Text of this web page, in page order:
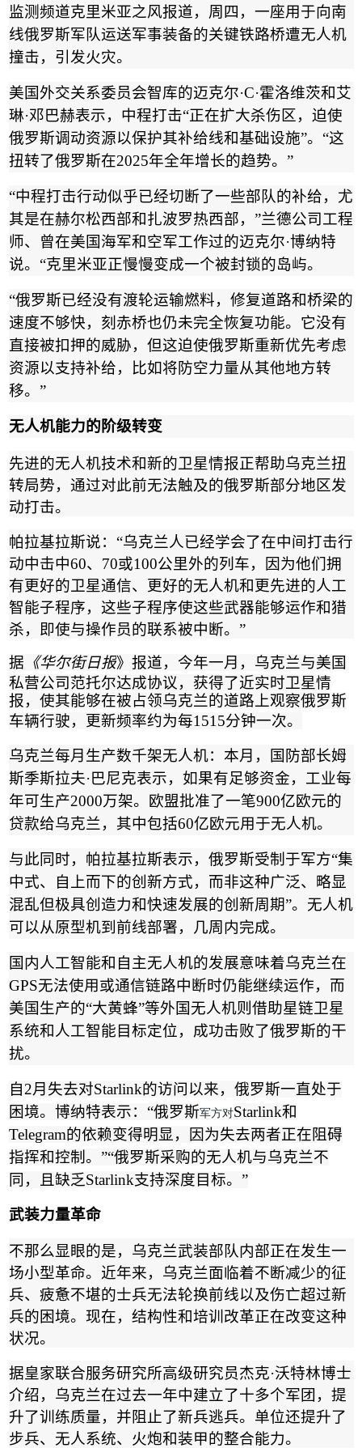
监测频道克里米亚之风报道，周四，一座用于向南
线俄罗斯军队运送军事装备的关键铁路桥遭无人机
撞击，引发火灾。
美国外交关系委员会智库的迈克尔·C·霍洛维茨和艾
琳·邓巴赫表示，中程打击“正在扩大杀伤区，迫使
俄罗斯调动资源以保护其补给线和基础设施”。 “这
扭转了俄罗斯在2025年全年增长的趋势。 ”
“中程打击行动似乎已经切断了一些部队的补给，尤
其是在赫尔松西部和扎波罗热西部， ”兰德公司工程
师、曾在美国海军和空军工作过的迈克尔·博纳特
说。 “克里米亚正慢慢变成一个被封锁的岛屿。
“俄罗斯已经没有渡轮运输燃料，修复道路和桥梁的
速度不够快，刻赤桥也仍未完全恢复功能。它没有
直接被扣押的威胁，但这迫使俄罗斯重新优先考虑
资源以支持补给，比如将防空力量从其他地方转
移。 ”
无人机能力的阶级转变
先进的无人机技术和新的卫星情报正帮助乌克兰扭
转局势，通过对此前无法触及的俄罗斯部分地区发
动打击。
帕拉基拉斯说： “乌克兰人已经学会了在中间打击行
动中击中60、 70或100公里外的列车，因为他们拥
有更好的卫星通信、更好的无人机和更先进的人工
智能子程序，这些子程序使这些武器能够运作和猎
杀，即使与操作员的联系被中断。 ”
据 《华尔街日报》报道，今年一月，乌克兰与美国
私营公司范托尔达成协议，获得了近实时卫星情
报，使其能够在被占领乌克兰的道路上观察俄罗斯
车辆行驶，更新频率约为每1515分钟一次。
乌克兰每月生产数千架无人机：本月，国防部长姆
斯季斯拉夫·巴尼克表示，如果有足够资金，工业每
年可生产2000万架。欧盟批准了一笔900亿欧元的
贷款给乌克兰，其中包括60亿欧元用于无人机。
与此同时，帕拉基拉斯表示，俄罗斯受制于军方“集
中式、自上而下的创新方式，而非这种广泛、略显
混乱但极具创造力和快速发展的创新周期”。无人机
可以从原型机到前线部署，几周内完成。
国内人工智能和自主无人机的发展意味着乌克兰在
GPS无法使用或通信链路中断时仍能继续运作，而
美国生产的“大黄蜂”等外国无人机则借助星链卫星
系统和人工智能目标定位，成功击败了俄罗斯的干
扰。
自2月失去对Starlink的访问以来，俄罗斯一直处于
困境。博纳特表示： “俄罗斯军方对Starlink和
Telegram的依赖变得明显，因为失去两者正在阻碍
指挥和控制。 ”“俄罗斯采购的无人机与乌克兰不
同，且缺乏Starlink支持深度目标。 ”
武装力量革命
不那么显眼的是，乌克兰武装部队内部正在发生一
场小型革命。近年来，乌克兰面临着不断减少的征
兵、疲惫不堪的士兵无法轮换前线以及伤亡超过新
兵的困境。现在，结构性和培训改革正在改变这种
状况。
据皇家联合服务研究所高级研究员杰克·沃特林博士
介绍，乌克兰在过去一年中建立了十多个军团，提
升了训练质量，并阻止了新兵逃兵。单位还提升了
步兵、无人系统、火炮和装甲的整合能力。